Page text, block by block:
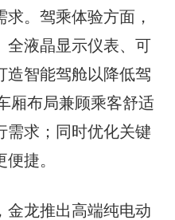
。驾乘体验方面，
全液晶显示仪表、可
造智能驾舱以降低驾
厢布局兼顾乘客舒适
需求；同时优化关键
捷。
金龙推出高端纯电动